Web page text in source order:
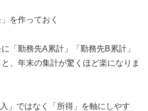
を作っておく
「勤務先A累計」「勤務先B累計」
、年末の集計が驚くほど楽になりま
」ではなく「所得」を軸にしやす